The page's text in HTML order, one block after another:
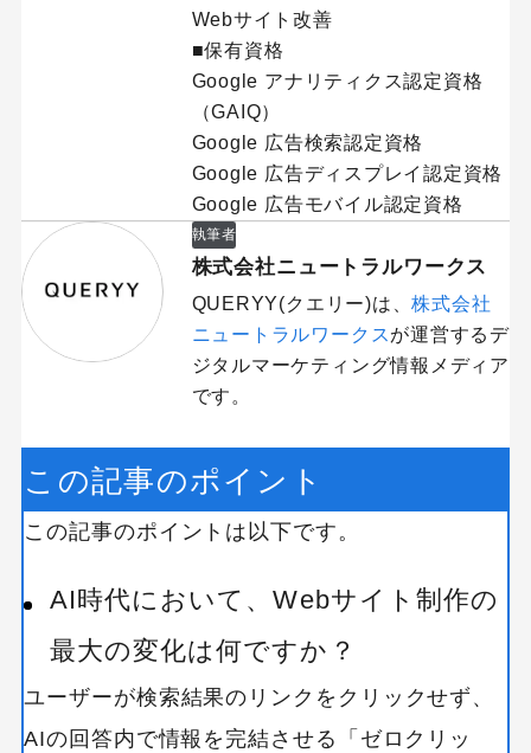
Webサイト改善
■保有資格
Google アナリティクス認定資格
（GAIQ）
Google 広告検索認定資格
Google 広告ディスプレイ認定資格
Google 広告モバイル認定資格
執筆者
株式会社ニュートラルワークス
QUERYY(クエリー)は、株式会社
ニュートラルワークスが運営するデ
ジタルマーケティング情報メディア
です。
この記事のポイント
この記事のポイントは以下です。
AI時代において、Webサイト制作の
最大の変化は何ですか？
ユーザーが検索結果のリンクをクリックせず、
AIの回答内で情報を完結させる「ゼロクリッ